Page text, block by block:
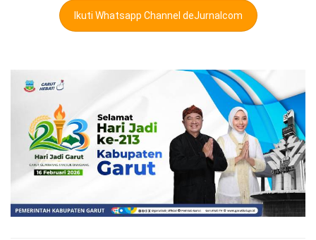
Ikuti Whatsapp Channel deJurnalcom